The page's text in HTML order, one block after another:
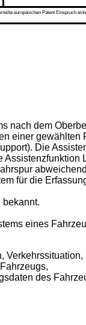
europäischen Patent
dem
einer
Die
für die
bekannt.
eines
Verkehrssituation,
des